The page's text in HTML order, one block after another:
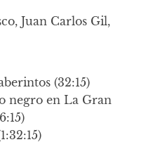
Juan Carlos Gil,
(32:15)
negro en La Gran